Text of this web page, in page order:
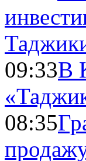
09:33В
08:35